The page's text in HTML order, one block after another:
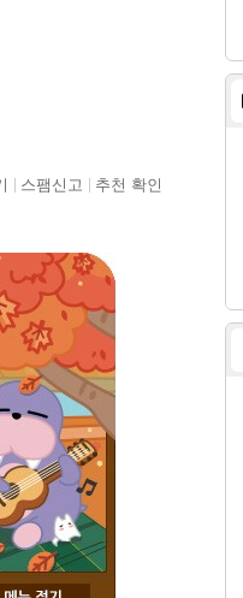
스팸신고 추천 확인